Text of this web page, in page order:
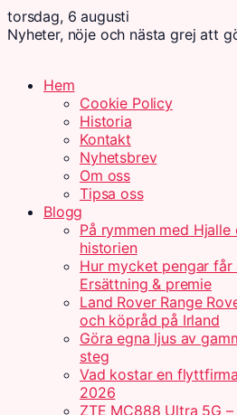
torsdag, 6 augusti
Nyheter, nöje och nästa grej att
Hem
Cookie Policy
Historia
Kontakt
Nyhetsbrev
Om oss
Tipsa oss
Blogg
På rymmen med Hjalle
historien
Hur mycket pengar får
Ersättning & premie
Land Rover Range
och köpråd på Irland
Göra egna ljus av
steg
Vad kostar en
2026
ZTE MC888 Ultra 5G –